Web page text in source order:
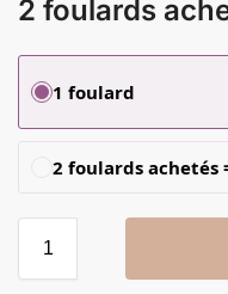
2 foulards
1 foulard
2 foulards achetés